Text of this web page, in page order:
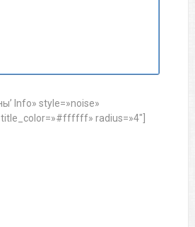
Info» style=»noise»
radius=»4″]